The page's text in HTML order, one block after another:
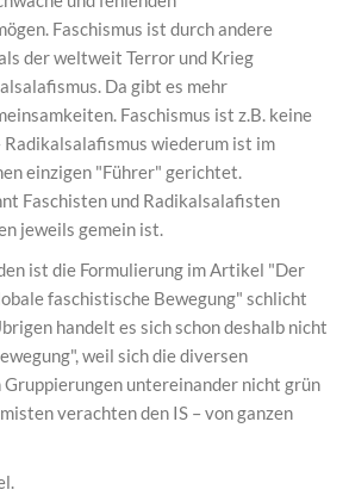
Faschismus ist durch andere
der weltweit Terror und Krieg
Da gibt es mehr
Faschismus ist z.B. keine
Radikalsalafismus wiederum ist im
einzigen "Führer" gerichtet.
Faschisten und Radikalsalafisten
jeweils gemein ist.
ist die Formulierung im Artikel "Der
faschistische Bewegung" schlicht
handelt es sich schon deshalb nicht
weil sich die diversen
untereinander nicht grün
verachten den IS – von ganzen